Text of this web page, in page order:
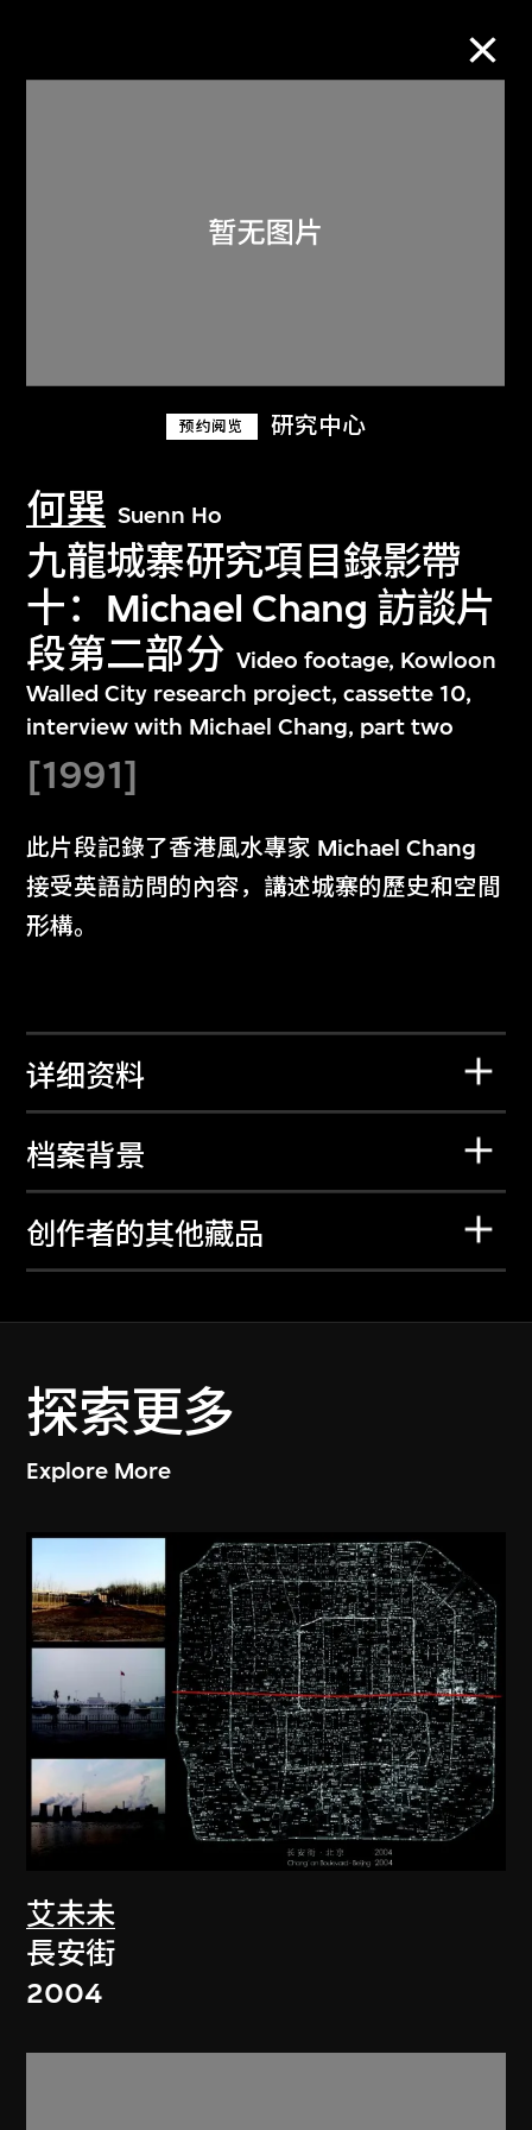
预约阅览 研究中心
何巽 Suenn Ho
九龍城寨研究項目錄影帶
十：Michael Chang 訪談片
段第二部分 Video footage, Kowloon
Walled City research project, cassette 10,
interview with Michael Chang, part two
[1991]
此片段記錄了香港風水專家 Michael Chang
接受英語訪問的內容，講述城寨的歷史和空間
形構。
详细资料
档案背景
创作者的其他藏品
探索更多
Explore More
艾未未
長安街
2004
关于M+藏品
探索世界顶级的二十及二十一世纪视觉
文化藏品。